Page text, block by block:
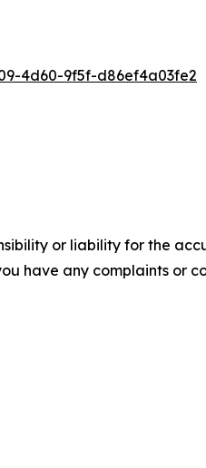
4d60-9f5f-d86ef4a03fe2
or liability for the
have any complaints or